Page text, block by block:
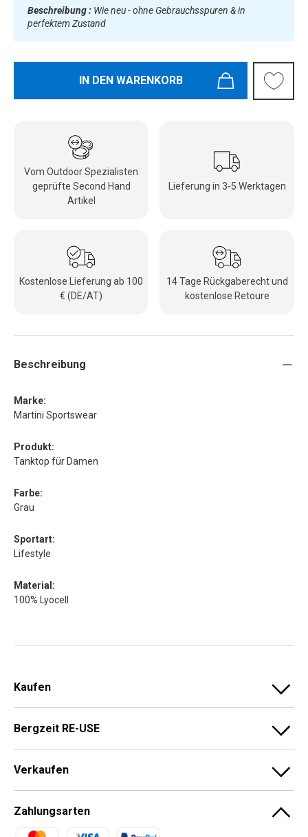
Beschreibung : Wie neu - ohne Gebrauchsspuren & in
perfektem Zustand
IN DEN WARENKORB
Vom Outdoor Spezialisten
geprüfte Second Hand
Artikel
Lieferung in 3-5 Werktagen
Kostenlose Lieferung ab 100
€ (DE/AT)
14 Tage Rückgaberecht und
kostenlose Retoure
Beschreibung
Marke:
Martini Sportswear
Produkt:
Tanktop für Damen
Farbe:
Grau
Sportart:
Lifestyle
Material:
100% Lyocell
Kaufen
Bergzeit RE-USE
Verkaufen
Zahlungsarten
Zahlungsmethoden